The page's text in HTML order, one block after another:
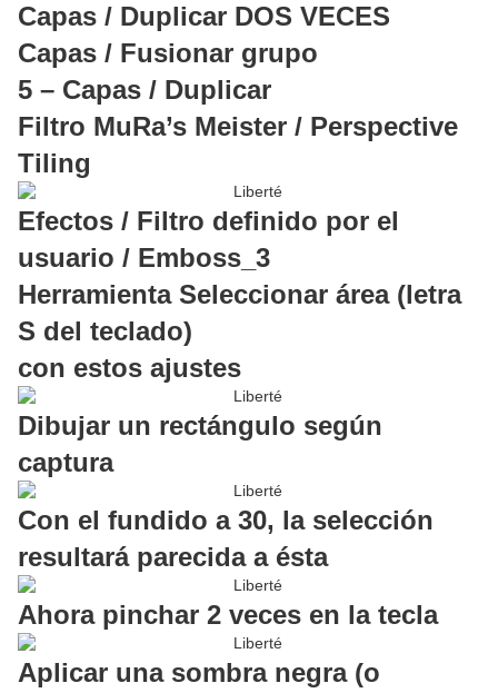
Capas / Duplicar DOS VECES
Capas / Fusionar grupo
5 – Capas / Duplicar
Filtro MuRa’s Meister / Perspective
Tiling
Efectos / Filtro definido por el
usuario / Emboss_3
Herramienta Seleccionar área (letra
S del teclado)
con estos ajustes
Dibujar un rectángulo según
captura
Con el fundido a 30, la selección
resultará parecida a ésta
Ahora pinchar 2 veces en la tecla
Aplicar una sombra negra (o